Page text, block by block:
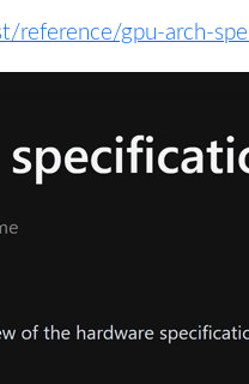
reference/gpu-arch-